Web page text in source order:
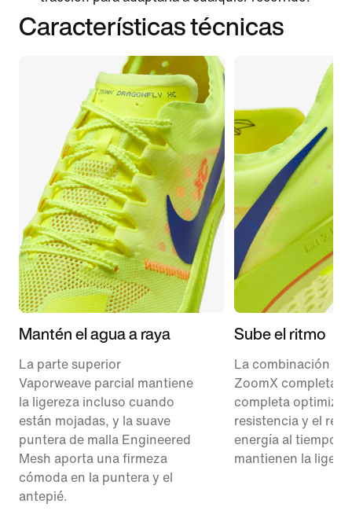
Características técnicas
Mantén el agua a raya
La parte superior
Vaporweave parcial mantiene
la ligereza incluso cuando
están mojadas, y la suave
puntera de malla Engineered
Mesh aporta una firmeza
cómoda en la puntera y el
antepié.
Sube el ritmo
La combinación de
ZoomX completa y
completa
resistencia y el
energía al tiempo
mantienen la